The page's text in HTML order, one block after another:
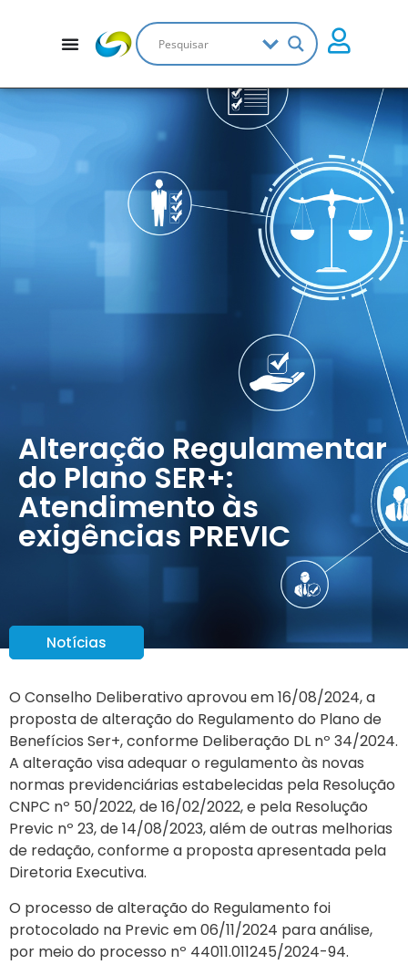
Alteração Regulamentar
do Plano SER+:
Atendimento às
exigências PREVIC
Notícias
O Conselho Deliberativo aprovou em 16/08/2024, a
proposta de alteração do Regulamento do Plano de
Benefícios Ser+, conforme Deliberação DL nº 34/2024.
A alteração visa adequar o regulamento às novas
normas previdenciárias estabelecidas pela Resolução
CNPC nº 50/2022, de 16/02/2022, e pela Resolução
Previc nº 23, de 14/08/2023, além de outras melhorias
de redação, conforme a proposta apresentada pela
Diretoria Executiva.
O processo de alteração do Regulamento foi
protocolado na Previc em 06/11/2024 para análise,
por meio do processo nº 44011.011245/2024-94.